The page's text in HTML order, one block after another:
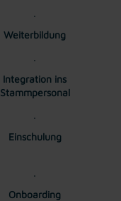
Weiterbildung
Integration ins
Stammpersonal
Einschulung
Onboarding